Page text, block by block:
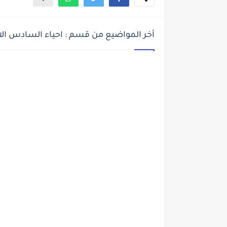
أخر المواضيع من قسم : احياء السادس